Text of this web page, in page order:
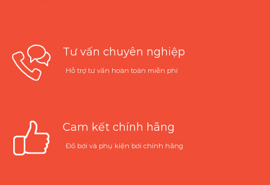
Tư vấn chuyên nghiệp
Hỗ trợ tư vấn hoàn toàn miễn phí
Cam kết chính hãng
Đồ bơi và phụ kiện bơi chính hãng